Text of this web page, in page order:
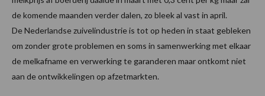
de komende maanden verder dalen, zo bleek al vast in april.
De Nederlandse zuivelindustrie is tot op heden in staat gebleken
om zonder grote problemen en soms in samenwerking met elkaar
de melkafname en verwerking te garanderen maar ontkomt niet
aan de ontwikkelingen op afzetmarkten.